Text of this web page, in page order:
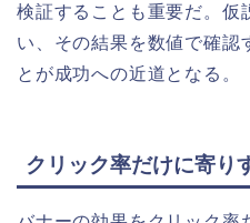
検証することも重要だ。仮
い、その結果を数値で確認
とが成功への近道となる。
クリック率だけに寄り